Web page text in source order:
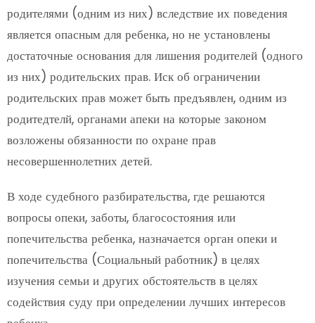
родителями (одним из них) вследствие их поведения
является опасным для ребенка, но не установлены
достаточные основания для лишения родителей (одного
из них) родительских прав. Иск об ограничении
родительских прав может быть предъявлен, одним из
родитедтелй, органами апеки на которые законом
возложены обязанности по охране прав
несовершеннолетних детей.
В ходе судебного разбирательства, где решаются
вопросы опеки, заботы, благосостояния или
попечительства ребенка, назначается орган опеки и
попечительства (Социальный работник) в целях
изучения семьи и других обстоятельств в целях
содействия суду при определении лучших интересов